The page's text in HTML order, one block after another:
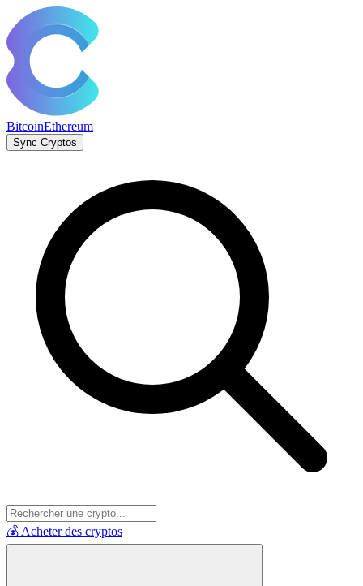
BitcoinEthereum
Sync Cryptos
💰 Acheter des cryptos